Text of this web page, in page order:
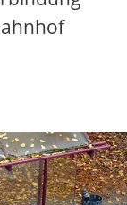
VRT
Spangdahlem
Speicher
"Zauberland"
"Kleine